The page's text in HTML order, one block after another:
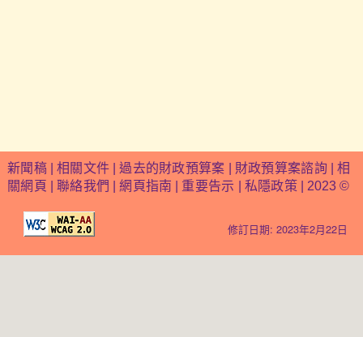
新聞稿| 相關文件 |過去的財政預算案 財政預算案諮詢 |相
關網頁
聯絡我們 |網頁指南 重要告示 私隱政策 | 2023 ©
修訂日期: 2023年2月22日